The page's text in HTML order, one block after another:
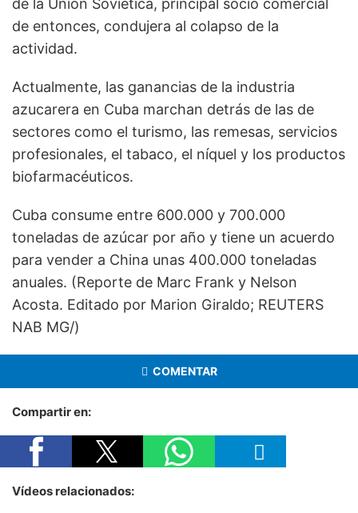
de entonces, condujera al colapso de la
actividad.
Actualmente, las ganancias de la industria
azucarera en Cuba marchan detrás de las de
sectores como el turismo, las remesas, servicios
profesionales, el tabaco, el níquel y los productos
biofarmacéuticos.
Cuba consume entre 600.000 y 700.000
toneladas de azúcar por año y tiene un acuerdo
para vender a China unas 400.000 toneladas
anuales. (Reporte de Marc Frank y Nelson
Acosta. Editado por Marion Giraldo; REUTERS
NAB MG/)
COMENTAR
Compartir en:
Vídeos relacionados: